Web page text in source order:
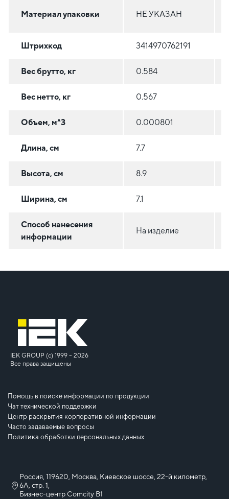
Материал упаковки НЕ УКАЗАН
Штрихкод 3414970762191
Вес брутто, кг 0.584
Вес нетто, кг 0.567
Объем, м^3 0.000801
Длина, см 7.7
Высота, см 8.9
Ширина, см 7.1
Способ нанесения
информации
На изделие
IEK GROUP (c) 1999 – 2026
Все права защищены
Помощь в поиске информации по продукции
Чат технической поддержки
Центр раскрытия корпоративной информации
Часто задаваемые вопросы
Политика обработки персональных данных
Россия, 119620, Москва, Киевское шоссе, 22-й километр,
6А, стр. 1,
Бизнес-центр Comcity B1